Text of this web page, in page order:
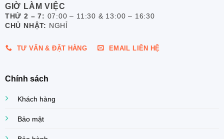
GIỜ LÀM VIỆC
THỨ 2 – 7: 07:00 – 11:30 & 13:00 – 16:30
CHỦ NHẬT: NGHỈ
TƯ VẤN & ĐẶT HÀNG EMAIL LIÊN HỆ
Chính sách
Khách hàng
Bảo mật